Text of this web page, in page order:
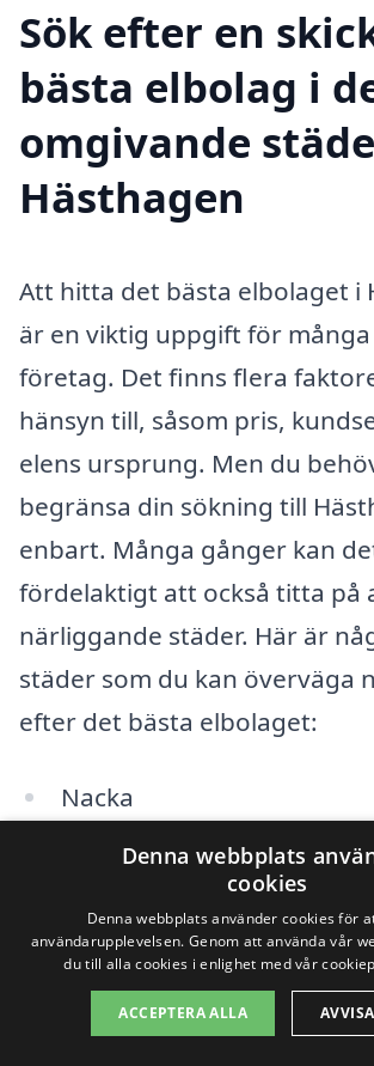
Sök efter en
bästa elbolag i
omgivande
Hästhagen
Att hitta det bästa elbolaget i
är en viktig uppgift för
företag. Det finns flera
hänsyn till, såsom pris,
elens ursprung. Men du
begränsa din sökning till
enbart. Många gånger kan
fördelaktigt att också titta på
närliggande städer. Här är
städer som du kan överväga
efter det bästa elbolaget:
Nacka
Sundbyberg
Tyresö
Värmdö
Boo
Denna webbplats
cookies
Denna webbplats använder cookies för
användarupplevelsen. Genom att använda vår
du till alla cookies i enlighet med vår
ACCEPTERA ALLA